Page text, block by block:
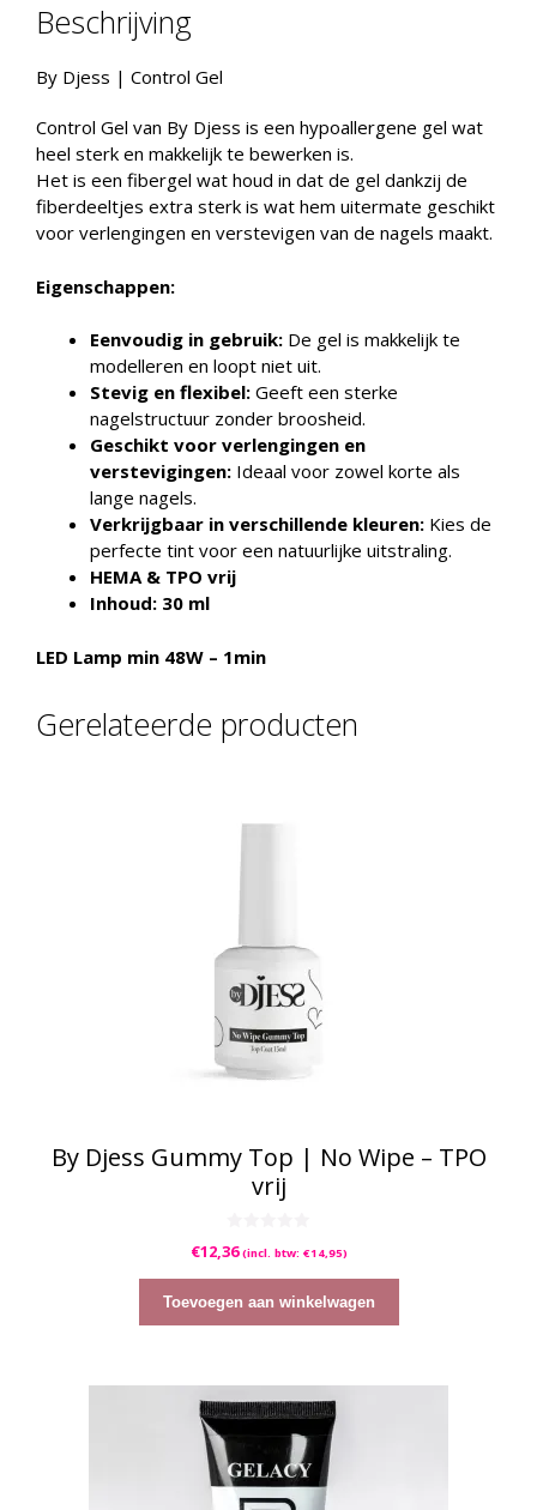
Beschrijving
By Djess | Control Gel
Control Gel van By Djess is een hypoallergene gel wat
heel sterk en makkelijk te bewerken is.
Het is een fibergel wat houd in dat de gel dankzij de
fiberdeeltjes extra sterk is wat hem uitermate geschikt
voor verlengingen en verstevigen van de nagels maakt.
Eigenschappen:
Eenvoudig in gebruik: De gel is makkelijk te
modelleren en loopt niet uit.
Stevig en flexibel: Geeft een sterke
nagelstructuur zonder broosheid.
Geschikt voor verlengingen en
verstevigingen: Ideaal voor zowel korte als
lange nagels.
Verkrijgbaar in verschillende kleuren: Kies de
perfecte tint voor een natuurlijke uitstraling.
HEMA & TPO vrij
Inhoud: 30 ml
LED Lamp min 48W – 1min
Gerelateerde producten
By Djess Gummy Top | No Wipe – TPO
vrij
v
5
€12,36 (incl. btw: €14,95)
Toevoegen aan winkelwagen